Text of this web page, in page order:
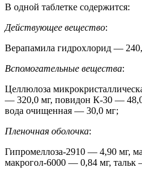
В одной таблетке содержится:
Действующее вещество:
Верапамила гидрохлорид —
Вспомогательные вещества:
Целлюлоза
— 320,0 мг, повидон К‑30 —
вода очищенная — 30,0 мг;
Пленочная оболочка:
Гипромеллоза‑2910 — 4,90 мг,
макрогол‑6000 — 0,84 мг, тальк